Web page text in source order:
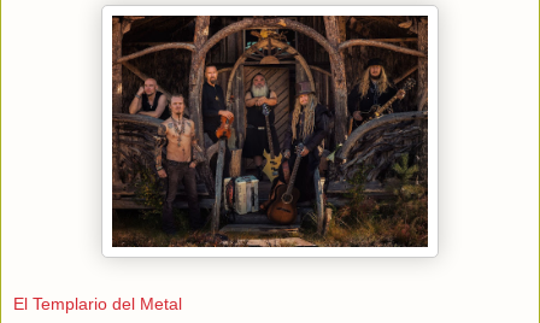
El Templario del Metal